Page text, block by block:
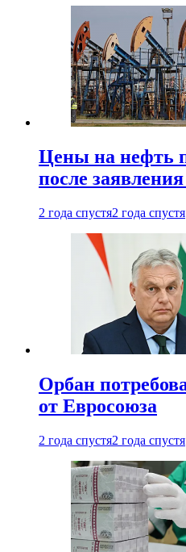
Цены на нефть
после
2 года спустя2 года спустя
Орбан
от Евросоюза
2 года спустя2 года спустя